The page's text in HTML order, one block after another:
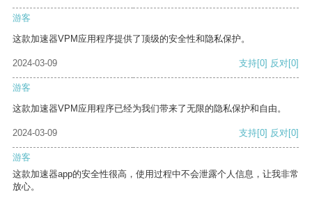
游客
这款加速器VPM应用程序提供了顶级的安全性和隐私保护。
2024-03-09 支持[0] 反对[0]
游客
这款加速器VPM应用程序已经为我们带来了无限的隐私保护和自由。
2024-03-09 支持[0] 反对[0]
游客
这款加速器app的安全性很高，使用过程中不会泄露个人信息，让我非常
放心。